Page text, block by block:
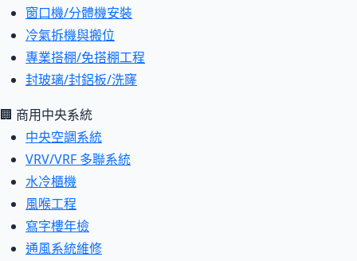
窗口機/分體機安裝
冷氣拆機與搬位
專業搭棚/免搭棚工程
封玻璃/封鋁板/洗窿
🏢 商用中央系統
中央空調系統
VRV/VRF 多聯系統
水冷櫃機
風喉工程
寫字樓年檢
通風系統維修